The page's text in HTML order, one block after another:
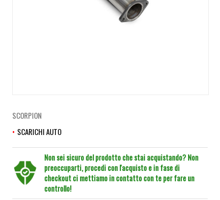
SCORPION
SCARICHI AUTO
Non sei sicuro del prodotto che stai acquistando? Non
preoccuparti, procedi con l'acquisto e in fase di
checkout ci mettiamo in contatto con te per fare un
controllo!